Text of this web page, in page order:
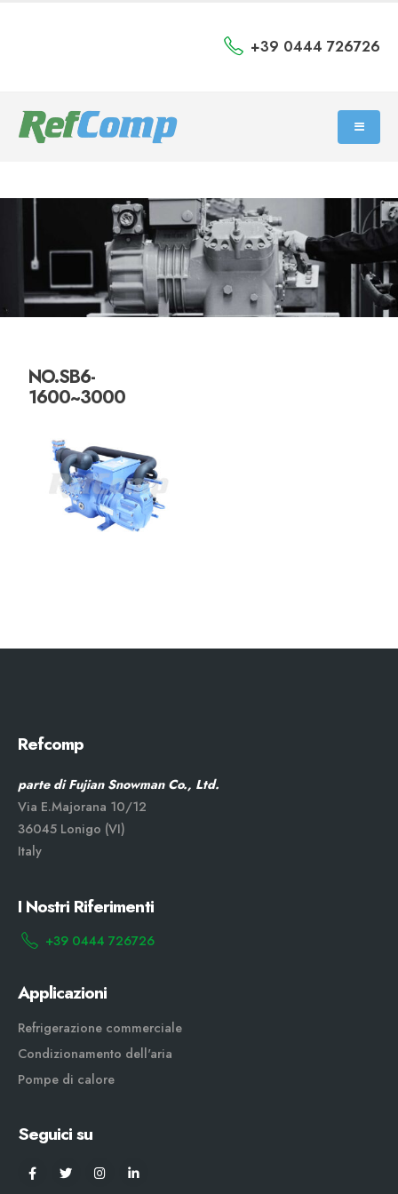
+39 0444 726726
NO.SB6-
1600~3000
Refcomp
parte di Fujian Snowman Co., Ltd.
Via E.Majorana 10/12
36045 Lonigo (VI)
Italy
I Nostri Riferimenti
+39 0444 726726
Applicazioni
Refrigerazione commerciale
Condizionamento dell'aria
Pompe di calore
Seguici su